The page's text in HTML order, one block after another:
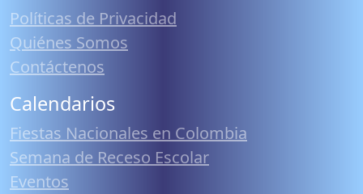
Políticas de Privacidad
Quiénes Somos
Contáctenos
Calendarios
Fiestas Nacionales en Colombia
Semana de Receso Escolar
Eventos